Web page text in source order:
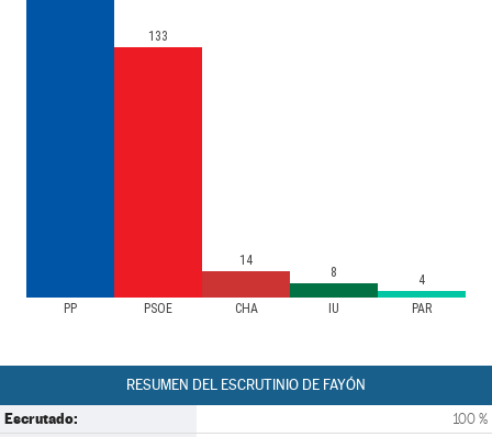
PP PSOE CHA IU PAR
133
14
8 4
RESUMEN DEL ESCRUTINIO DE FAYÓN
Escrutado: 100 %